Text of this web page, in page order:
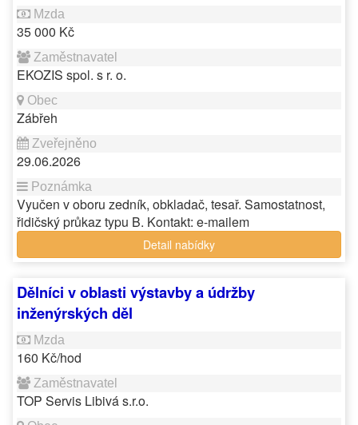
35 000 Kč
EKOZIS spol. s r. o.
Zábřeh
29.06.2026
Vyučen v oboru zedník, obkladač, tesař. Samostatnost,
řidičský průkaz typu B. Kontakt: e-mailem
Detail nabídky
Dělníci v oblasti výstavby a údržby
inženýrských děl
160 Kč/hod
TOP Servis Libivá s.r.o.